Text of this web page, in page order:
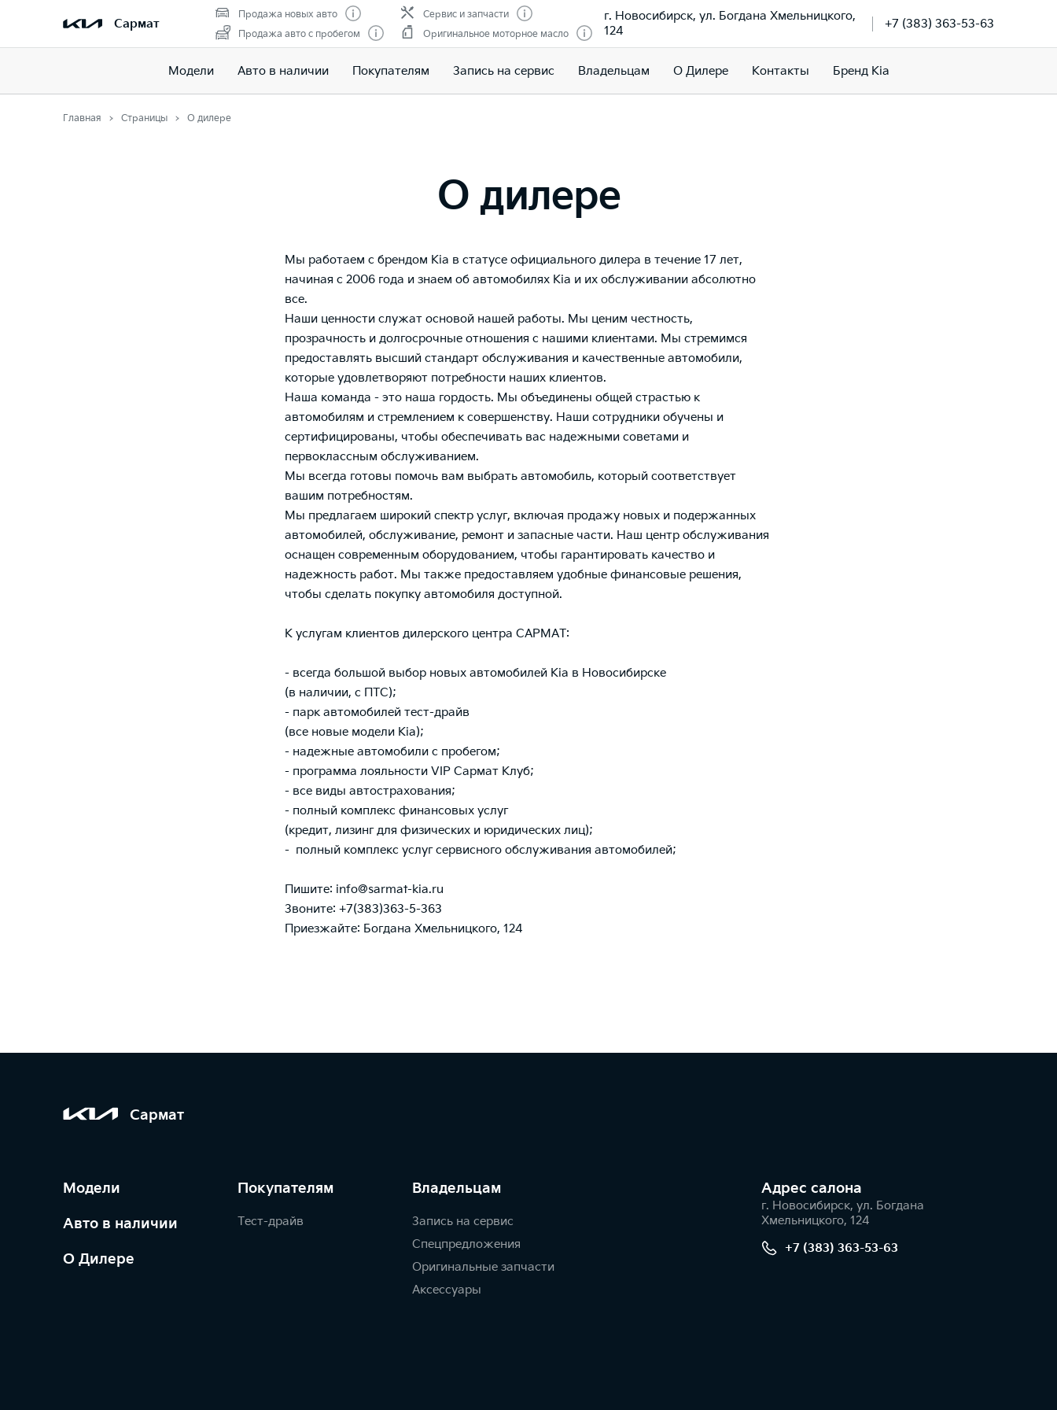
Сармат
Продажа новых авто
Продажа авто с пробегом
Сервис и запчасти
Оригинальное моторное масло
г. Новосибирск, ул. Богдана Хмельницкого,
124
+7 (383) 363-53-63
Модели Авто в наличии Покупателям Запись на сервис Владельцам О Дилере Контакты Бренд Kia
Главная Страницы О дилере
О дилере
Мы работаем с брендом Kia в статусе официального дилера в течение 17 лет,
начиная с 2006 года и знаем об автомобилях Kia и их обслуживании абсолютно
все.
Наши ценности служат основой нашей работы. Мы ценим честность,
прозрачность и долгосрочные отношения с нашими клиентами. Мы стремимся
предоставлять высший стандарт обслуживания и качественные автомобили,
которые удовлетворяют потребности наших клиентов.
Наша команда - это наша гордость. Мы объединены общей страстью к
автомобилям и стремлением к совершенству. Наши сотрудники обучены и
сертифицированы, чтобы обеспечивать вас надежными советами и
первоклассным обслуживанием.
Мы всегда готовы помочь вам выбрать автомобиль, который соответствует
вашим потребностям.
Мы предлагаем широкий спектр услуг, включая продажу новых и подержанных
автомобилей, обслуживание, ремонт и запасные части. Наш центр обслуживания
оснащен современным оборудованием, чтобы гарантировать качество и
надежность работ. Мы также предоставляем удобные финансовые решения,
чтобы сделать покупку автомобиля доступной.
К услугам клиентов дилерского центра САРМАТ:
- всегда большой выбор новых автомобилей Kia в Новосибирске
(в наличии, с ПТС);
- парк автомобилей тест-драйв
(все новые модели Kia);
- надежные автомобили с пробегом;
- программа лояльности VIP Сармат Клуб;
- все виды автострахования;
- полный комплекс финансовых услуг
(кредит, лизинг для физических и юридических лиц);
- полный комплекс услуг сервисного обслуживания автомобилей;
Пишите: info@sarmat-kia.ru
Звоните: +7(383)363-5-363
Приезжайте: Богдана Хмельницкого, 124
Сармат
Модели
Авто в наличии
О Дилере
Покупателям
Тест-драйв
Владельцам
Запись на сервис
Спецпредложения
Оригинальные запчасти
Аксессуары
Адрес салонa
г. Новосибирск, ул. Богдана
Хмельницкого, 124
+7 (383) 363-53-63